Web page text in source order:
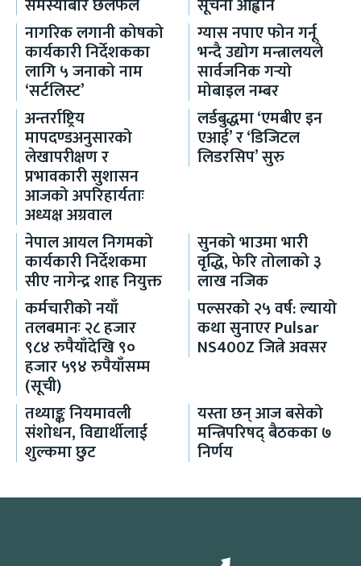
समस्याबारे छलफल
सूचना आह्वान
नागरिक लगानी कोषको
कार्यकारी निर्देशकका
लागि ५ जनाको नाम
‘सर्टलिस्ट’
ग्यास नपाए फोन गर्नू
भन्दै उद्योग मन्त्रालयले
सार्वजनिक गर्‍यो
मोबाइल नम्बर
अन्तर्राष्ट्रिय
मापदण्डअनुसारको
लेखापरीक्षण र
प्रभावकारी सुशासन
आजको अपरिहार्यताः
अध्यक्ष अग्रवाल
लर्डबुद्धमा ‘एमबीए इन
एआई’ र ‘डिजिटल
लिडरसिप’ सुरु
नेपाल आयल निगमको
कार्यकारी निर्देशकमा
सीए नागेन्द्र शाह नियुक्त
सुनको भाउमा भारी
वृद्धि, फेरि तोलाको ३
लाख नजिक
कर्मचारीको नयाँ
तलबमानः २८ हजार
९८४ रुपैयाँदेखि ९०
हजार ५९४ रुपैयाँसम्म
(सूची)
पल्सरको २५ वर्ष: ल्यायो
कथा सुनाएर Pulsar
NS400Z जित्ने अवसर
तथ्याङ्क नियमावली
संशोधन, विद्यार्थीलाई
शुल्कमा छुट
यस्ता छन् आज बसेको
मन्त्रिपरिषद् बैठकका ७
निर्णय